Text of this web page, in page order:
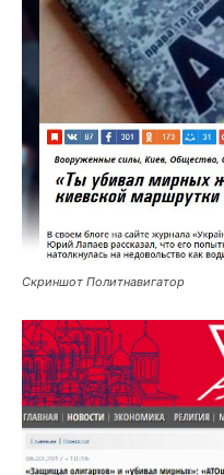
Скриншот Политнавигатор